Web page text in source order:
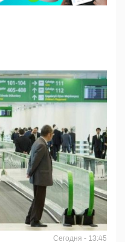
Сегодня - 13:45